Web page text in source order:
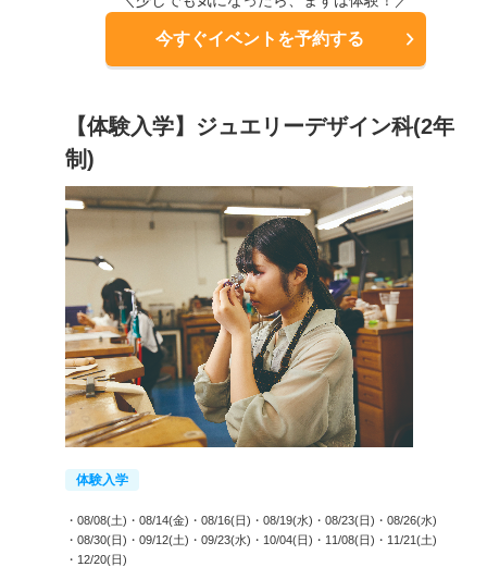
今すぐイベントを予約する
【体験入学】ジュエリーデザイン科(2年
制)
体験入学
・08/08(土) ・08/14(金) ・08/16(日) ・08/19(水) ・08/23(日) ・08/26(水)
・08/30(日) ・09/12(土) ・09/23(水) ・10/04(日) ・11/08(日) ・11/21(土)
・12/20(日)